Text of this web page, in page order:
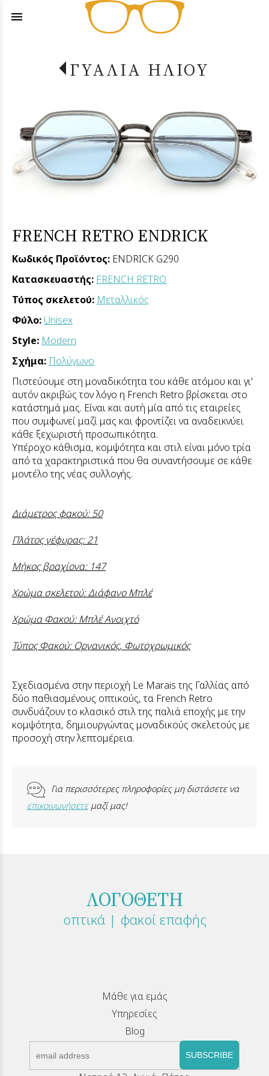
menu
ΓΥΑΛΙΑ ΗΛΙΟΥ
FRENCH RETRO ENDRICK
Κωδικός Προϊόντος: ENDRICK G290
Κατασκευαστής: FRENCH RETRO
Τύπος σκελετού: Μεταλλικός
Φύλο: Unisex
Style: Modern
Σχήμα: Πολύγωνο
Πιστεύουμε στη μοναδικότητα του κάθε ατόμου και γι'
αυτόν ακριβώς τον λόγο η French Retro βρίσκεται στο
κατάστημά μας. Είναι και αυτή μία από τις εταιρείες
που συμφωνεί μαζί μας και φροντίζει να αναδεικνύει
κάθε ξεχωριστή προσωπικότητα.
Υπέροχο κάθισμα, κομψότητα και στιλ είναι μόνο τρία
από τα χαρακτηριστικά που θα συναντήσουμε σε κάθε
μοντέλο της νέας συλλογής.
Διάμετρος φακού: 50
Πλάτος γέφυρας: 21
Μήκος βραχίονα: 147
Χρώμα σκελετού: Διάφανο Μπλέ
Χρώμα Φακού: Μπλέ Ανοιχτό
Τύπος Φακού: Οργανικός, Φωτοχρωμικός
Σχεδιασμένα στην περιοχή Le Marais της Γαλλίας από
δύο παθιασμένους οπτικούς, τα French Retro
συνδυάζουν το κλασικό στιλ της παλιά εποχής με την
κομψότητα, δημιουργώντας μοναδικούς σκελετούς με
προσοχή στην λεπτομέρεια.
Για περισσότερες πληροφορίες μη διστάσετε να
επικοινωνήσετεμαζί μας!
ΛΟΓΟΘΕΤΗ
οπτικά | φακοί επαφής
Μάθε για εμάς
Υπηρεσίες
Blog
SUBSCRIBE